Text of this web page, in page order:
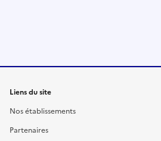
Liens du site
Nos établissements
Partenaires